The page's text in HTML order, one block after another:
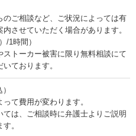
ご相談など、ご状況によっては有
させていただく場合があります。
/1時間）
トーカー被害に限り無料相談にて
ております。
て費用が変わります。
ては、ご相談時に弁護士よりご説明
。